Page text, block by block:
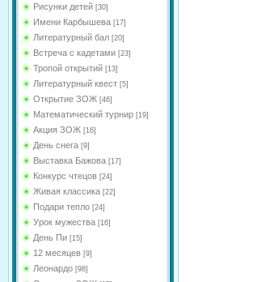
Рисунки детей [30]
Имени Карбышева [17]
Литературный бал [20]
Встреча с кадетами [23]
Тропой открытий [13]
Литературный квест [5]
Открытие ЗОЖ [46]
Математический турнир [19]
Акция ЗОЖ [16]
День снега [9]
Выставка Бажова [17]
Конкурс чтецов [24]
Живая классика [22]
Подари тепло [24]
Урок мужества [16]
День Пи [15]
12 месяцев [9]
Леонардо [98]